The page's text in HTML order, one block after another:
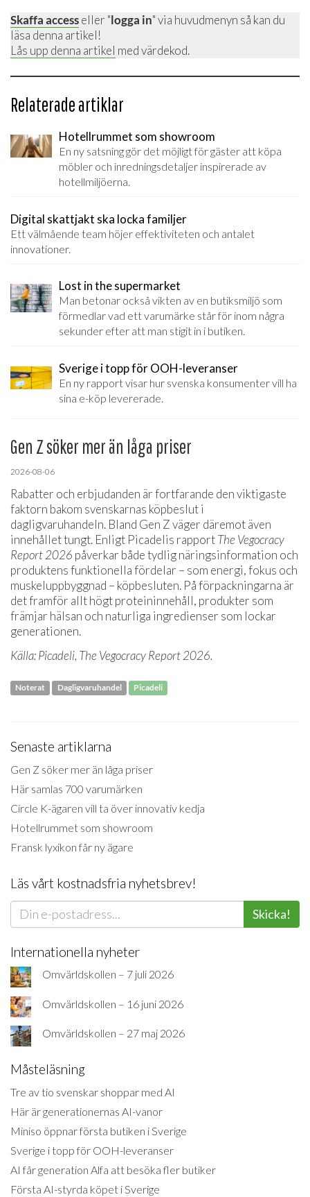
Skaffa accesseller "logga in" via huvudmenyn så kan du
läsa denna artikel!
Lås upp denna artikel med värdekod.
Relaterade artiklar
Hotellrummet som showroom
En ny satsning gör det möjligt för gäster att köpa
möbler och inredningsdetaljer inspirerade av
hotellmiljöerna.
Digital skattjakt ska locka familjer
Ett välmående team höjer effektiviteten och antalet
innovationer.
Lost in the supermarket
Man betonar också vikten av en butiksmiljö som
förmedlar vad ett varumärke står för inom några
sekunder efter att man stigit in i butiken.
Sverige i topp för OOH-leveranser
En ny rapport visar hur svenska konsumenter vill ha
sina e-köp levererade.
Gen Z söker mer än låga priser
2026-08-06
Rabatter och erbjudanden är fortfarande den viktigaste
faktorn bakom svenskarnas köpbeslut i
dagligvaruhandeln. Bland Gen Z väger däremot även
innehållet tungt. Enligt Picadelis rapportThe Vegocracy
Report 2026 påverkar både tydlig näringsinformation och
produktens funktionella fördelar – som energi, fokus och
muskeluppbyggnad – köpbesluten. På förpackningarna är
det framför allt högt proteininnehåll, produkter som
främjar hälsan och naturliga ingredienser som lockar
generationen.
Källa: Picadeli, The Vegocracy Report 2026.
Noterat Dagligvaruhandel Picadeli
Senaste artiklarna
Gen Z söker mer än låga priser
Här samlas 700 varumärken
Circle K-ägaren vill ta över innovativ kedja
Hotellrummet som showroom
Fransk lyxikon får ny ägare
Läs vårt kostnadsfria nyhetsbrev!
Skicka!
Internationella nyheter
Omvärldskollen – 7 juli 2026
Omvärldskollen – 16 juni 2026
Omvärldskollen – 27 maj 2026
Måsteläsning
Tre av tio svenskar shoppar med AI
Här är generationernas AI-vanor
Miniso öppnar första butiken i Sverige
Sverige i topp för OOH-leveranser
AI får generation Alfa att besöka fler butiker
Första AI-styrda köpet i Sverige